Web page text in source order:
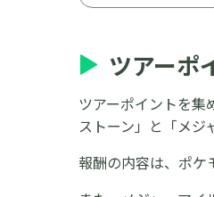
ツアーポ
ツアーポイントを集
ストーン」と「メジ
報酬の内容は、ポケ